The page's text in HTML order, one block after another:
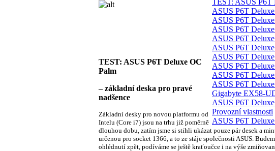
ASUS P6T
ASUS P6T
ASUS P6T
ASUS P6T
ASUS P6T
ASUS P6T
ASUS P6T
ASUS P6T
ASUS P6T
Gigabyte EX58-
ASUS P6T
Provozní vlastnosti
ASUS P6T
TEST: ASUS P6T Deluxe OC
Palm
– základní deska pro pravé
nadšence
Základní desky pro novou platformu od
Intelu (Core i7) jsou na trhu již poměrně
dlouhou dobu, zatím jsme si stihli ukázat pouze pár desek a
určenou pro socket 1366, a to ze stáje společnosti ASUS.
ohlédnutí zpět, podíváme se ještě kraťoučce i na výše